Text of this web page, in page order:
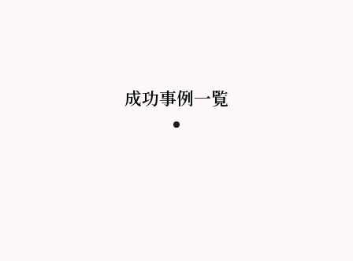
成功事例一覧